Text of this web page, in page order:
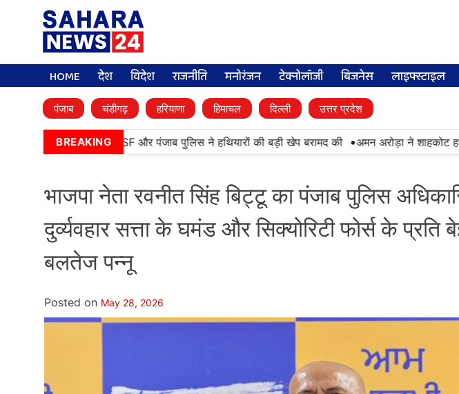
HOME देश विदेश राजनीति मनोरंजन टेक्नोलॉजी बिजनेस लाइफ्स्टाइल
पंजाब चंडीगढ़ हरियाणा हिमाचल दिल्ली उत्तर प्रदेश
BREAKING
में बड़ी कामयाबी, BSF और पंजाब पुलिस ने हथियारों की बड़ी खेप बरामद की •अमन अरोड़ा ने शाहकोट हलके
भाजपा नेता रवनीत सिंह बिट्टू का पंजाब पुलिस
दुर्व्यवहार सत्ता के घमंड और सिक्योरिटी फोर्स के प्रति
बलतेज पन्नू
Posted on May 28, 2026